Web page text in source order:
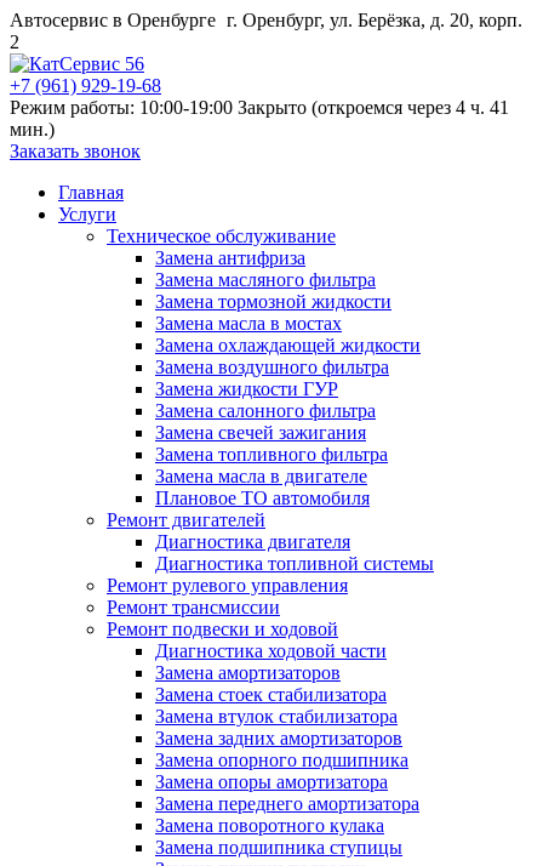
Автосервис в Оренбурге г. Оренбург, ул. Берёзка, д. 20, корп.
2
+7 (961) 929-19-68
Режим работы: 10:00-19:00 Закрыто (откроемся через 4 ч. 41
мин.)
Заказать звонок
Главная
Услуги
Техническое обслуживание
Замена антифриза
Замена масляного фильтра
Замена тормозной жидкости
Замена масла в мостах
Замена охлаждающей жидкости
Замена воздушного фильтра
Замена жидкости ГУР
Замена салонного фильтра
Замена свечей зажигания
Замена топливного фильтра
Замена масла в двигателе
Плановое ТО автомобиля
Ремонт двигателей
Диагностика двигателя
Диагностика топливной системы
Ремонт рулевого управления
Ремонт трансмиссии
Ремонт подвески и ходовой
Диагностика ходовой части
Замена амортизаторов
Замена стоек стабилизатора
Замена втулок стабилизатора
Замена задних амортизаторов
Замена опорного подшипника
Замена опоры амортизатора
Замена переднего амортизатора
Замена поворотного кулака
Замена подшипника ступицы